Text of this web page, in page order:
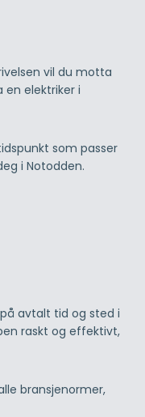
vil du motta
elektriker i
som passer
i Notodden.
avtalt tid og sted i
raskt og effektivt,
bransjenormer,